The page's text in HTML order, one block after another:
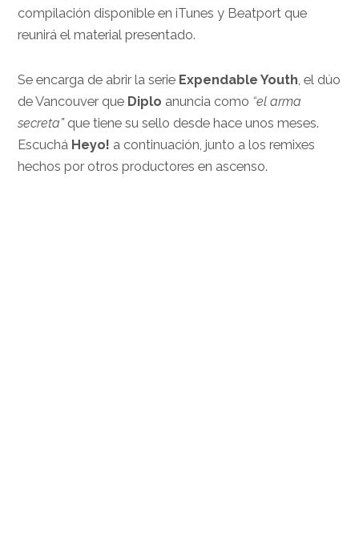
compilación disponible en iTunes y Beatport que
reunirá el material presentado.
Se encarga de abrir la serie Expendable Youth, el dúo
de Vancouver que Diplo anuncia como “el arma
secreta”que tiene su sello desde hace unos meses.
Escuchá Heyo! a continuación, junto a los remixes
hechos por otros productores en ascenso.